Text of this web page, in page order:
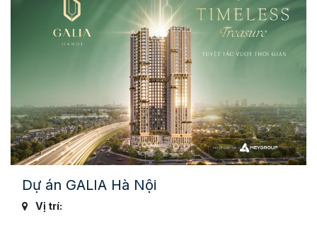
Dự án GALIA Hà Nội
Vị trí: